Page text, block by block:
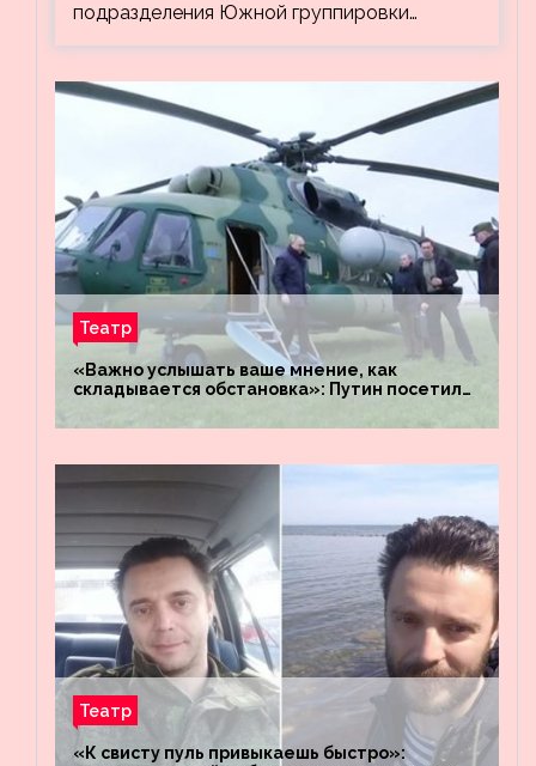
подразделения Южной группировки…
Театр
«Важно услышать ваше мнение, как
складывается обстановка»: Путин посетил
«Восток»
Театр
«К свисту пуль привыкаешь быстро»: